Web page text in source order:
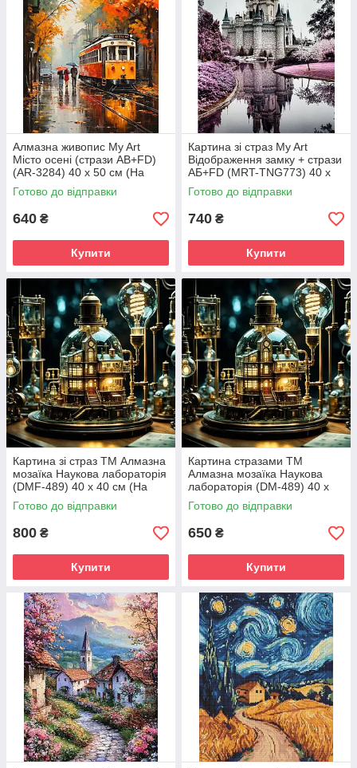
Алмазна живопис My Art
Місто осені (стрази AB+FD)
(AR-3284) 40 х 50 см (На
підрамнику)
Готово до відправки
640 ₴
Купити
Картина зі страз My Art
Відображення замку + стрази
АБ+FD (MRT-TNG773) 40 х
50 см (На підрамнику)
Готово до відправки
740 ₴
Купити
Картина зі страз ТМ Алмазна
мозаїка Наукова лабораторія
(DMF-489) 40 х 40 см (На
підрамнику)
Готово до відправки
800 ₴
Купити
Картина стразами ТМ
Алмазна мозаїка Наукова
лабораторія (DM-489) 40 х
40 см (Без підрамника)
Готово до відправки
650 ₴
Купити